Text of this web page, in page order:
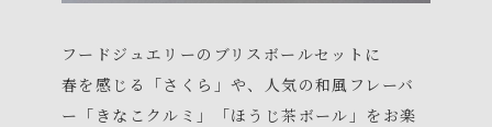
フードジュエリーのブリスボールセットに
春を感じる「さくら」や、人気の和風フレーバ
ー「きなこクルミ」「ほうじ茶ボール」をお楽